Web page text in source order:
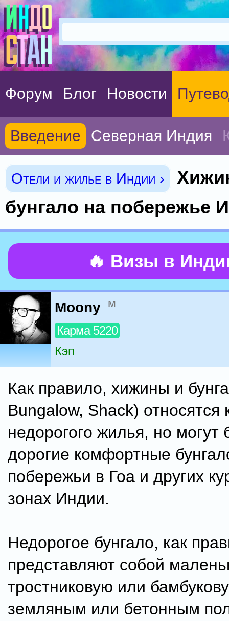
Форум Блог Новости
Введение Северная Индия
Отели и жилье в Индии ›
бунгало на побережье
🔥 Визы в
Moony м
Карма 5220
Кэп
Как правило, хижины и
Bungalow, Shack) относятся
недорогого жилья, но могут
дорогие комфортные
побережьи в Гоа и других
зонах Индии.
Недорогое бунгало, как
представляют собой
тростниковую или
земляным или бетонным